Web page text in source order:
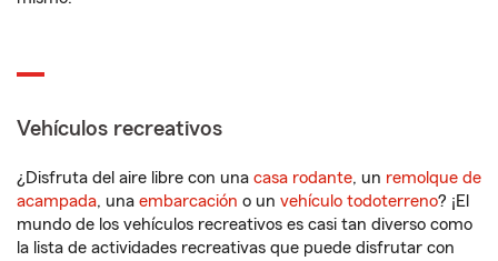
Vehículos recreativos
¿Disfruta del aire libre con una casa rodante, un remolque de
acampada, una embarcación o un vehículo todoterreno? ¡El
mundo de los vehículos recreativos es casi tan diverso como
la lista de actividades recreativas que puede disfrutar con